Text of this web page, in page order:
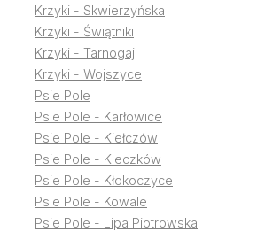
Krzyki - Skwierzyńska
Krzyki - Świątniki
Krzyki - Tarnogaj
Krzyki - Wojszyce
Psie Pole
Psie Pole - Karłowice
Psie Pole - Kiełczów
Psie Pole - Kleczków
Psie Pole - Kłokoczyce
Psie Pole - Kowale
Psie Pole - Lipa Piotrowska